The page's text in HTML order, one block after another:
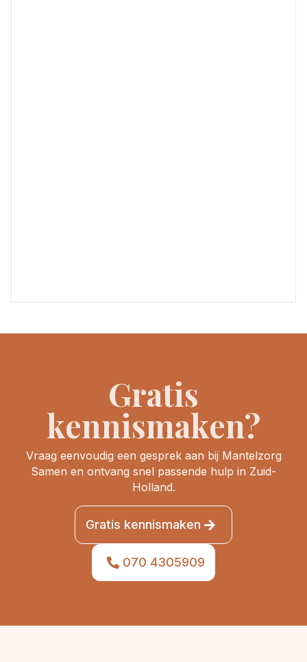
Gratis
kennismaken?
Vraag eenvoudig een gesprek aan bij Mantelzorg
Samen en ontvang snel passende hulp in Zuid-
Holland.
Gratis kennismaken
070 4305909